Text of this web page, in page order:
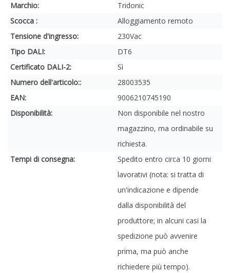
Marchio:
Tridonic
Scocca :
Alloggiamento remoto
Tensione d'ingresso:
230Vac
Tipo DALI:
DT6
Certificato DALI-2:
Sì
Numero dell'articolo::
28003535
EAN:
9006210745190
Disponibilità:
Non disponibile nel nostro
magazzino, ma ordinabile su
richiesta.
Tempi di consegna:
Spedito entro circa 10 giorni
lavorativi (nota: si tratta di
un'indicazione e dipende
dalla disponibilità del
produttore; in alcuni casi la
spedizione può avvenire
prima, ma può anche
richiedere più tempo).